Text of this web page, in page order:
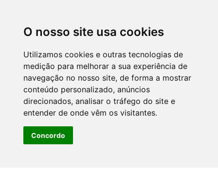
O nosso site usa cookies
Utilizamos cookies e outras tecnologias de
medição para melhorar a sua experiência de
navegação no nosso site, de forma a mostrar
conteúdo personalizado, anúncios
direcionados, analisar o tráfego do site e
entender de onde vêm os visitantes.
Concordo